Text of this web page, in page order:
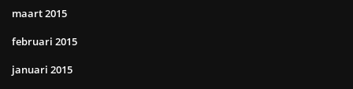
maart 2015
februari 2015
januari 2015